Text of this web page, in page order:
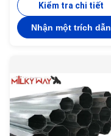
dung lượng tải 3KN cho
truyền và phân phối
Kiểm tra chi tiết
Nhận một trích dẫn